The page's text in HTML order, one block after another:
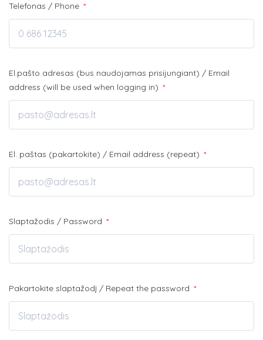
Telefonas / Phone *
El.pašto adresas (bus naudojamas prisijungiant) / Email
address (will be used when logging in) *
El. paštas (pakartokite) / Email address (repeat) *
Slaptažodis / Password *
Pakartokite slaptažodį / Repeat the password *